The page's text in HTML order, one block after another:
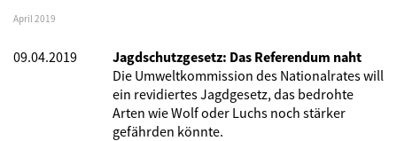
April 2019
09.04.2019
Jagdschutzgesetz: Das Referendum naht
Die Umweltkommission des Nationalrates will
ein revidiertes Jagdgesetz, das bedrohte
Arten wie Wolf oder Luchs noch stärker
gefährden könnte.